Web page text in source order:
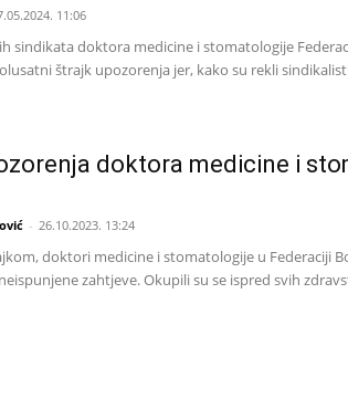
11:06
sindikata doktora medicine i stomatologije
štrajk upozorenja jer, kako su rekli
doktora medicine i
- 26.10.2023. 13:24
doktori medicine i stomatologije u Federaciji
zahtjeve. Okupili su se ispred svih